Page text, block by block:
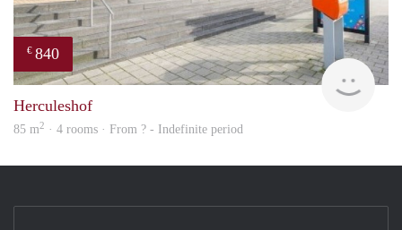
€ 840
Herculeshof
85 m2 · 4 rooms · From ? - Indefinite period